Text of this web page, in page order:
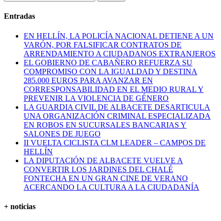
Entradas
EN HELLÍN, LA POLICÍA NACIONAL DETIENE A UN
VARÓN, POR FALSIFICAR CONTRATOS DE
ARRENDAMIENTO A CIUDADANOS EXTRANJEROS
EL GOBIERNO DE CABAÑERO REFUERZA SU
COMPROMISO CON LA IGUALDAD Y DESTINA
285.000 EUROS PARA AVANZAR EN
CORRESPONSABILIDAD EN EL MEDIO RURAL Y
PREVENIR LA VIOLENCIA DE GÉNERO
LA GUARDIA CIVIL DE ALBACETE DESARTICULA
UNA ORGANIZACIÓN CRIMINAL ESPECIALIZADA
EN ROBOS EN SUCURSALES BANCARIAS Y
SALONES DE JUEGO
II VUELTA CICLISTA CLM LEADER – CAMPOS DE
HELLÍN
LA DIPUTACIÓN DE ALBACETE VUELVE A
CONVERTIR LOS JARDINES DEL CHALÉ
FONTECHA EN UN GRAN CINE DE VERANO
ACERCANDO LA CULTURA A LA CIUDADANÍA
+ noticias